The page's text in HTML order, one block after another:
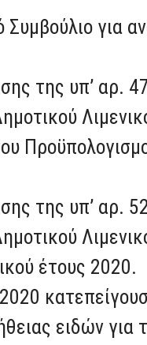
για
της υπ’ αρ.
της υπ’ αρ.
έτους 2020.
ειδών για